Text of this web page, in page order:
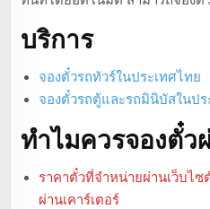
บริการ
จองตั๋วรถทัวร์ในประเทศไทย
จองตั๋วรถตู้และรถมินิบัสในปร
ทำไมควรจองตั๋ว
ราคาตั๋วที่จำหน่ายผ่านเว็บไ
ผ่านเคาร์เตอร์